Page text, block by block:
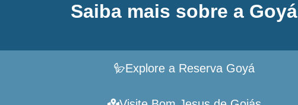
Saiba mais sobre a Goyá
Explore a Reserva Goyá